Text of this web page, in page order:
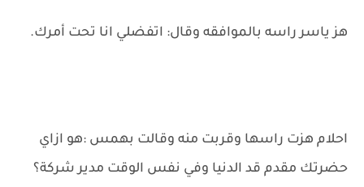
هز ياسر راسه بالموافقه وقال: اتفضلي انا تحت أمرك.
احلام هزت راسها وقربت منه وقالت بهمس :هو ازاي
حضرتك مقدم قد الدنيا وفي نفس الوقت مدير شركة؟